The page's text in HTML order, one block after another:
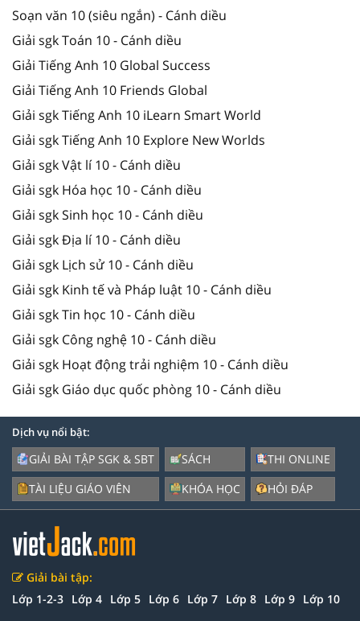
Soạn văn 10 (siêu ngắn) - Cánh diều
Giải sgk Toán 10 - Cánh diều
Giải Tiếng Anh 10 Global Success
Giải Tiếng Anh 10 Friends Global
Giải sgk Tiếng Anh 10 iLearn Smart World
Giải sgk Tiếng Anh 10 Explore New Worlds
Giải sgk Vật lí 10 - Cánh diều
Giải sgk Hóa học 10 - Cánh diều
Giải sgk Sinh học 10 - Cánh diều
Giải sgk Địa lí 10 - Cánh diều
Giải sgk Lịch sử 10 - Cánh diều
Giải sgk Kinh tế và Pháp luật 10 - Cánh diều
Giải sgk Tin học 10 - Cánh diều
Giải sgk Công nghệ 10 - Cánh diều
Giải sgk Hoạt động trải nghiệm 10 - Cánh diều
Giải sgk Giáo dục quốc phòng 10 - Cánh diều
Dịch vụ nổi bật:
GIẢI BÀI TẬP SGK & SBT
TÀI LIỆU GIÁO VIÊN
SÁCH
KHÓA HỌC
THI ONLINE
HỎI ĐÁP
Giải bài tập:
Lớp 1-2-3 Lớp 4 Lớp 5 Lớp 6 Lớp 7 Lớp 8 Lớp 9 Lớp 10